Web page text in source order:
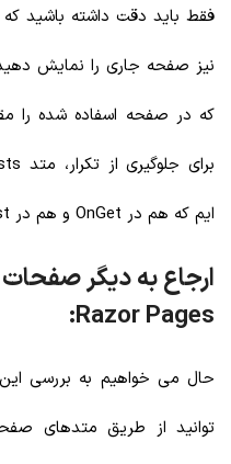
که در صفحه اسفاده شده را
ایم که هم در OnGet و هم در OnPost استفاده کنیم.
Razor Pages:
حال می خواهیم به بررسی
توانید از طریق متدهای